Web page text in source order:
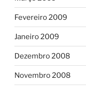
Fevereiro 2009
Janeiro 2009
Dezembro 2008
Novembro 2008